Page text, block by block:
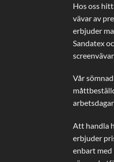
Hos oss
vävar av
erbjuder
Sandatex
Vår
Att handla
erbjuder
enbart med